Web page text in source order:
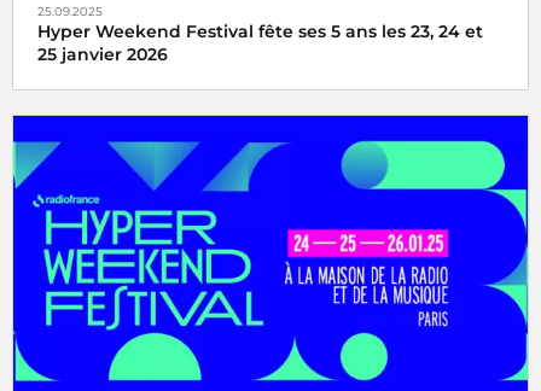
25.09.2025
Hyper Weekend Festival fête ses 5 ans les 23, 24 et
25 janvier 2026
l'Hyper Weekend Festival vous donne rendez-vous à la
Maison de la Radio et de la Musique les 23, 24 et 25 janvier
2026